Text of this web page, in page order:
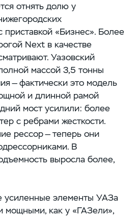
отнять долю у
приставкой «Бизнес». Более
Next в качестве
Уазовский
массой 3,5 тонны
— фактически это модель
и длинной рамой
мост усилили: более
с ребрами жесткости.
рессор — теперь они
В
выросла более,
усиленные элементы УАЗа
мощными, как у «ГАЗели»,